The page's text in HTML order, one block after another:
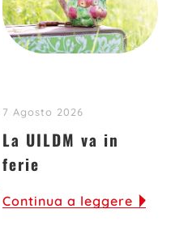
7 Agosto 2026
La UILDM va in
ferie
Continua a leggere